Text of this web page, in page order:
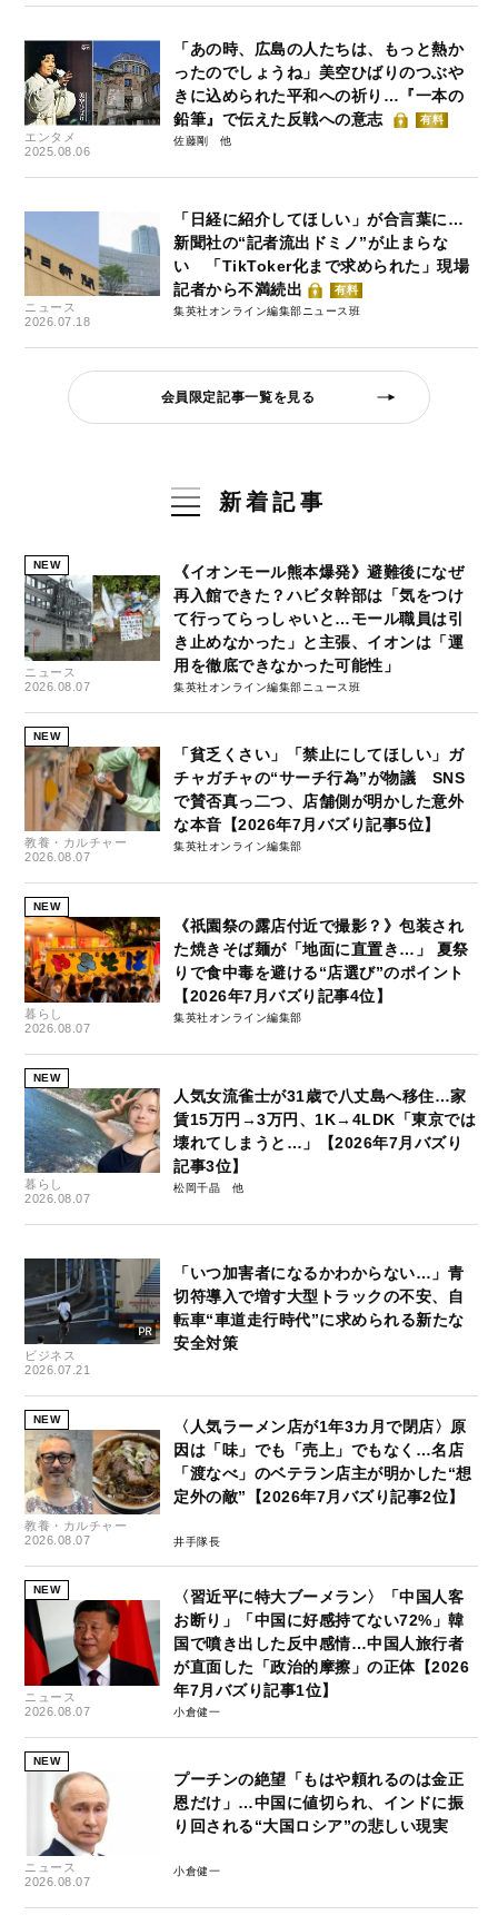
エンタメ
2025.08.06
「あの時、広島の人たちは、もっと熱か
ったのでしょうね」美空ひばりのつぶや
きに込められた平和への祈り…『一本の
鉛筆』で伝えた反戦への意志
有料
佐藤剛
ニュース
2026.07.18
「日経に紹介してほしい」が合言葉に…
新聞社の“記者流出ドミノ”が止まらな
い 「TikToker化まで求められた」現場
記者から不満続出
有料
集英社オンライン編集部ニュース班
会員限定記事一覧を見る
新着記事
NEW
ニュース
2026.08.07
《イオンモール熊本爆発》避難後になぜ
再入館できた？ハビタ幹部は「気をつけ
て行ってらっしゃいと…モール職員は引
き止めなかった」と主張、イオンは「運
用を徹底できなかった可能性」
集英社オンライン編集部ニュース班
NEW
教養・カルチャー
2026.08.07
「貧乏くさい」「禁止にしてほしい」ガ
チャガチャの“サーチ行為”が物議 SNS
で賛否真っ二つ、店舗側が明かした意外
な本音【2026年7月バズり記事5位】
集英社オンライン編集部
NEW
暮らし
2026.08.07
《祇園祭の露店付近で撮影？》包装され
た焼きそば麺が「地面に直置き…」 夏祭
りで食中毒を避ける“店選び”のポイント
【2026年7月バズり記事4位】
集英社オンライン編集部
NEW
暮らし
2026.08.07
人気女流雀士が31歳で八丈島へ移住…家
賃15万円→3万円、1K→4LDK「東京では
壊れてしまうと…」【2026年7月バズり
記事3位】
松岡千晶
ビジネス
2026.07.21
「いつ加害者になるかわからない…」青
切符導入で増す大型トラックの不安、自
転車“車道走行時代”に求められる新たな
安全対策
NEW
教養・カルチャー
2026.08.07
〈人気ラーメン店が1年3カ月で閉店〉原
因は「味」でも「売上」でもなく…名店
「渡なべ」のベテラン店主が明かした“想
定外の敵”【2026年7月バズり記事2位】
井手隊長
NEW
ニュース
2026.08.07
〈習近平に特大ブーメラン〉「中国人客
お断り」「中国に好感持てない72%」韓
国で噴き出した反中感情…中国人旅行者
が直面した「政治的摩擦」の正体【2026
年7月バズり記事1位】
小倉健一
NEW
ニュース
2026.08.07
プーチンの絶望「もはや頼れるのは金正
恩だけ」…中国に値切られ、インドに振
り回される“大国ロシア”の悲しい現実
小倉健一